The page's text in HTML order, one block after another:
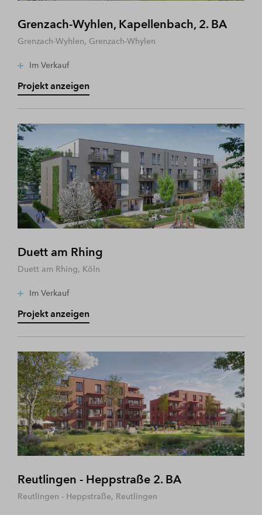
Grenzach-Wyhlen, Kapellenbach, 2. BA
Grenzach-Wyhlen, Grenzach-Whylen
Im Verkauf
Projekt anzeigen
Duett am Rhing
Duett am Rhing, Köln
Im Verkauf
Projekt anzeigen
Reutlingen - Heppstraße 2. BA
Reutlingen - Heppstraße, Reutlingen